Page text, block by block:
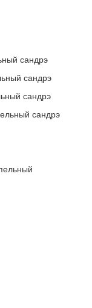
сандрэ
сандрэ
сандрэ
сандрэ